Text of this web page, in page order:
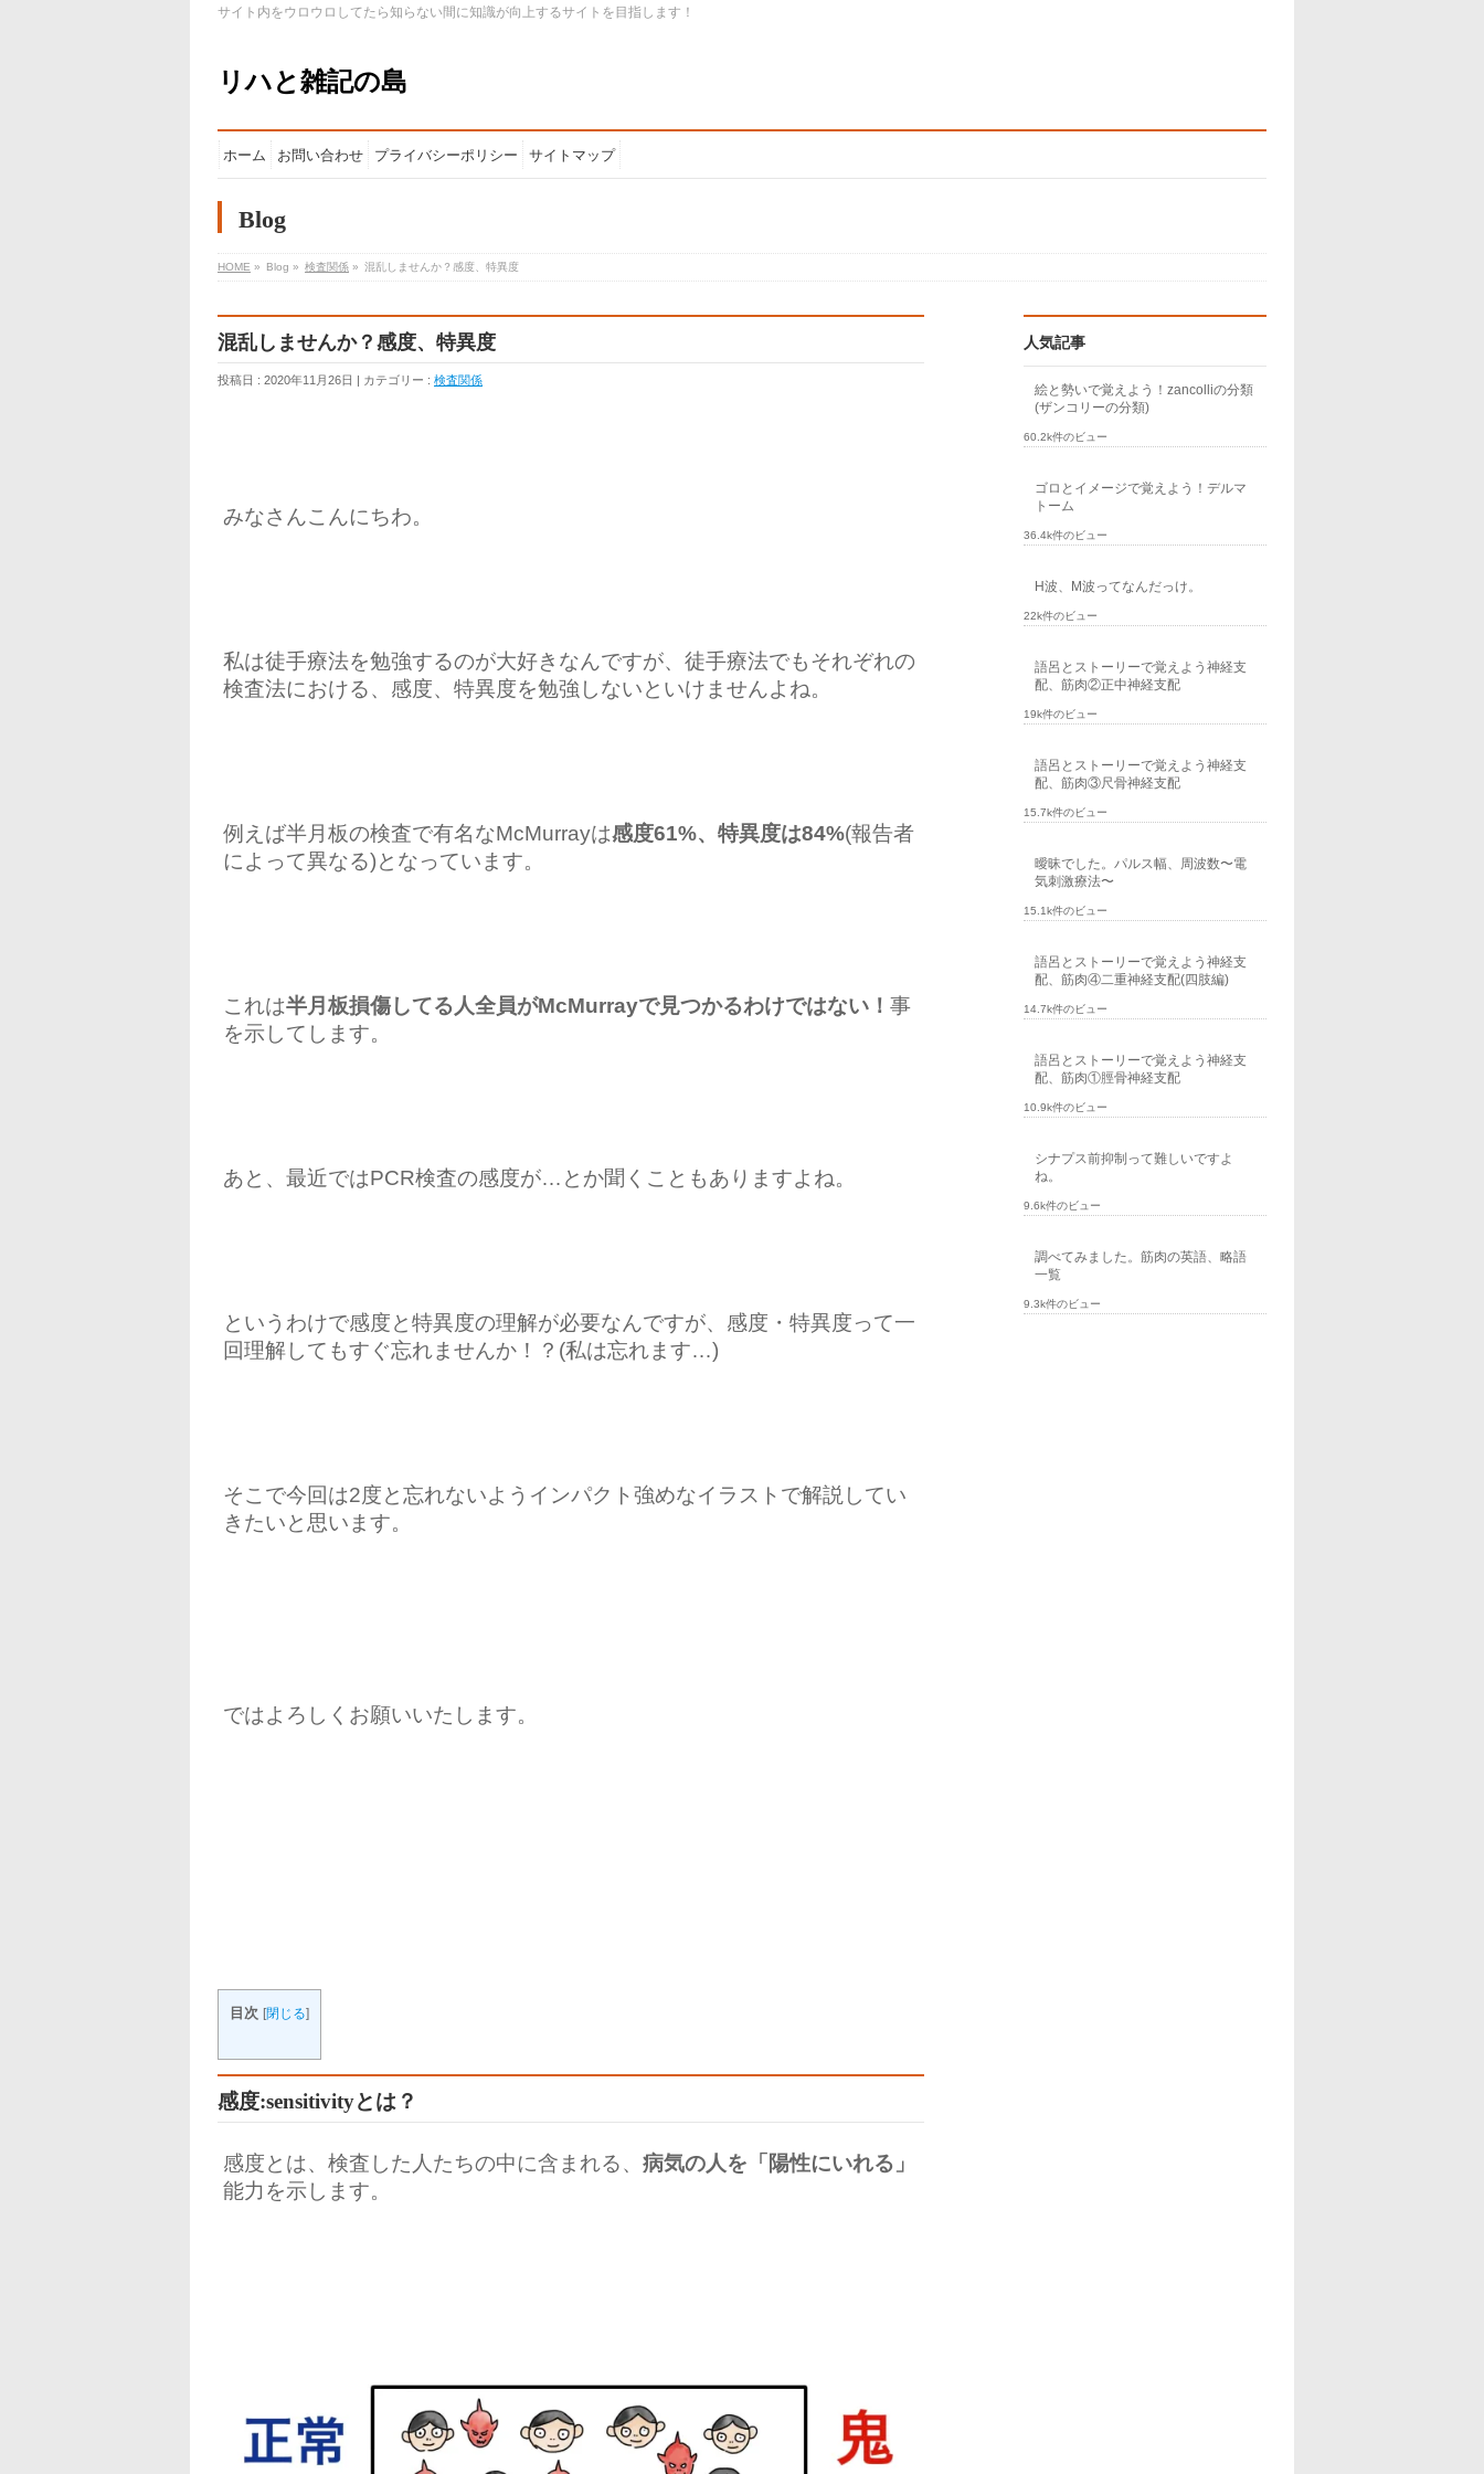
サイト内をウロウロしてたら知らない間に知識が向上するサイトを目指します！
リハと雑記の島
ホーム お問い合わせ プライバシーポリシー サイトマップ
Blog
HOME » Blog » 検査関係 » 混乱しませんか？感度、特異度
混乱しませんか？感度、特異度
投稿日 : 2020年11月26日 | カテゴリー : 検査関係
みなさんこんにちわ。
私は徒手療法を勉強するのが大好きなんですが、徒手療法でもそれぞれの
検査法における、感度、特異度を勉強しないといけませんよね。
例えば半月板の検査で有名なMcMurrayは感度61%、特異度は84%(報告者
によって異なる)となっています。
これは半月板損傷してる人全員がMcMurrayで見つかるわけではない！ 事
を示してします。
あと、最近ではPCR検査の感度が…とか聞くこともありますよね。
というわけで感度と特異度の理解が必要なんですが、感度・特異度って一
回理解してもすぐ忘れませんか！？(私は忘れます…)
そこで今回は2度と忘れないようインパクト強めなイラストで解説してい
きたいと思います。
ではよろしくお願いいたします。
目次 [閉じる]
感度:sensitivityとは？
感度とは、検査した人たちの中に含まれる、 病気の人を「陽性にいれる」
能力を示します。
人気記事
絵と勢いで覚えよう！zancolliの分類
(ザンコリーの分類)
60.2k件のビュー
ゴロとイメージで覚えよう！デルマ
トーム
36.4k件のビュー
H波、M波ってなんだっけ。
22k件のビュー
語呂とストーリーで覚えよう神経支
配、筋肉②正中神経支配
19k件のビュー
語呂とストーリーで覚えよう神経支
配、筋肉③尺骨神経支配
15.7k件のビュー
曖昧でした。パルス幅、周波数〜電
気刺激療法〜
15.1k件のビュー
語呂とストーリーで覚えよう神経支
配、筋肉④二重神経支配(四肢編)
14.7k件のビュー
語呂とストーリーで覚えよう神経支
配、筋肉①脛骨神経支配
10.9k件のビュー
シナプス前抑制って難しいですよ
ね。
9.6k件のビュー
調べてみました。筋肉の英語、略語
一覧
9.3k件のビュー